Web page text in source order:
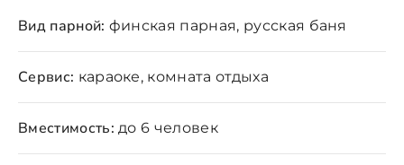
Вид парной: финская парная, русская баня
Сервис: караоке, комната отдыха
Вместимость: до 6 человек